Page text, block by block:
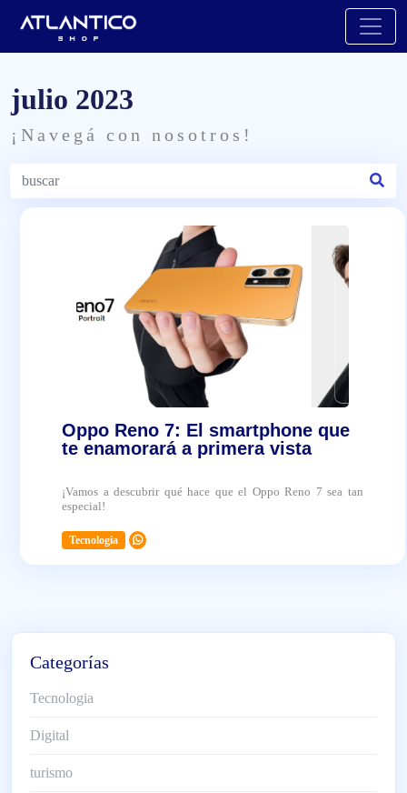
julio 2023
¡Navegá con nosotros!
Oppo Reno 7: El smartphone que
te enamorará a primera vista
¡Vamos a descubrir qué hace que el Oppo Reno 7 sea tan
especial!
Tecnologia
Categorías
Tecnologia
Digital
turismo